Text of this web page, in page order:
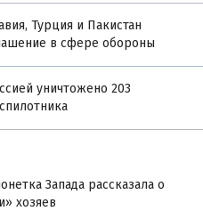
Турция и Пакистан
в сфере обороны
уничтожено 203
Запада рассказала о
хозяев